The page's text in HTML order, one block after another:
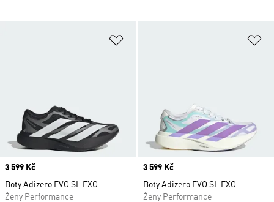
Price
3 599 Kč
Boty Adizero EVO SL EXO
Ženy Performance
Price
3 599 Kč
Boty Adizero EVO SL EXO
Ženy Performance